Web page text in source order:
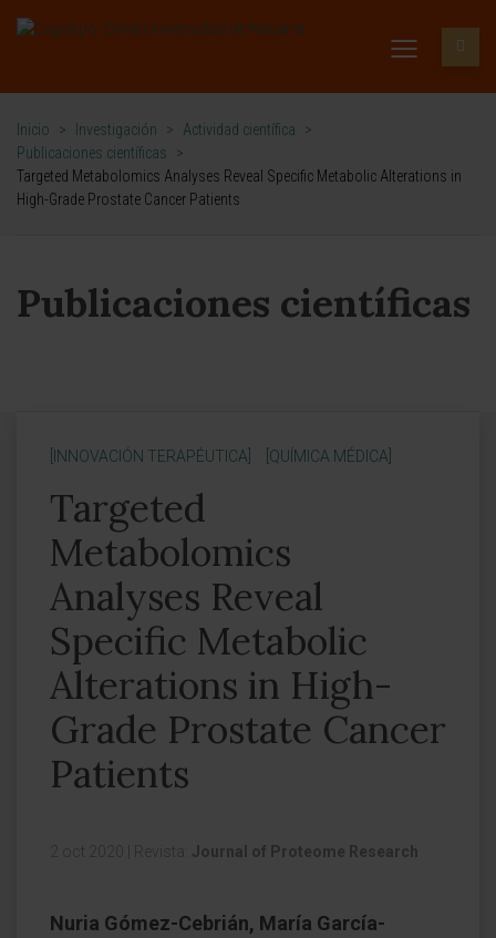
Inicio > Investigación > Actividad científica
>
Publicaciones científicas
>
Targeted Metabolomics Analyses Reveal Specific Metabolic Alterations in
High-Grade Prostate Cancer Patients
Publicaciones científicas
[INNOVACIÓN TERAPÉUTICA] [QUÍMICA MÉDICA]
Targeted
Metabolomics
Analyses Reveal
Specific Metabolic
Alterations in High-
Grade Prostate Cancer
Patients
2 oct 2020 Revista: Journal of Proteome Research
Nuria Gómez-Cebrián, María García-